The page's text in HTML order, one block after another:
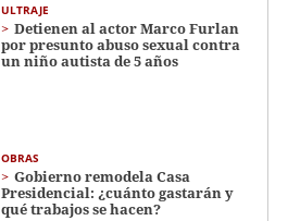
ULTRAJE
Detienen al actor Marco Furlan
por presunto abuso sexual contra
un niño autista de 5 años
OBRAS
Gobierno remodela Casa
Presidencial: ¿cuánto gastarán y
qué trabajos se hacen?